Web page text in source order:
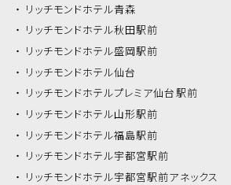
リッチモンドホテル青森
リッチモンドホテル秋田駅前
リッチモンドホテル盛岡駅前
リッチモンドホテル仙台
リッチモンドホテルプレミア仙台駅前
リッチモンドホテル山形駅前
リッチモンドホテル福島駅前
リッチモンドホテル宇都宮駅前
リッチモンドホテル宇都宮駅前アネックス